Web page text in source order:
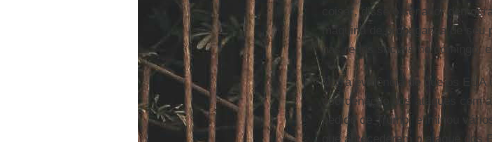
coisa", disse o senador
máquina de propaganda de
nas redes sociais no domingo,
Outra evidência de que os
coordenação dos ataques com
pedido de Trump, eliminou
que antecederam o ataque